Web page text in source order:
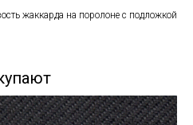
жаккарда на поролоне с подложкой